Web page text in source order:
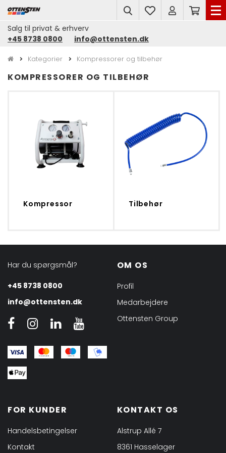
search
Salg til privat & erhverv
+45 8738 0800
info@ottensten.dk
Kategorier Kompressorer og tilbehør
KOMPRESSORER OG TILBEHØR
Kompressor Tilbehør
Har du spørgsmål?
+45 8738 0800
info@ottensten.dk
OM OS
Profil
Medarbejdere
Ottensten Group
FOR KUNDER
Handelsbetingelser
Kontakt
KONTAKT OS
Alstrup Allé 7
8361 Hasselager